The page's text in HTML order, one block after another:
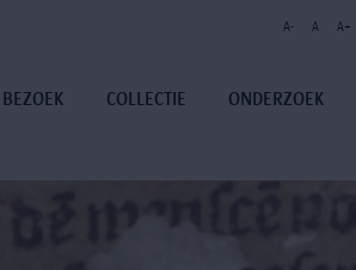
A- A A+
BEZOEK COLLECTIE ONDERZOEK